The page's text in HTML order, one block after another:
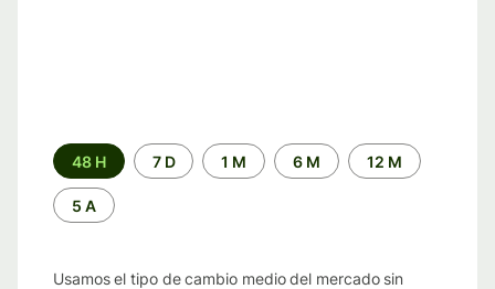
Periodo
de
tiempo
48 H 7 D 1 M 6 M 12 M
5 A
Usamos el tipo de cambio medio del mercado sin